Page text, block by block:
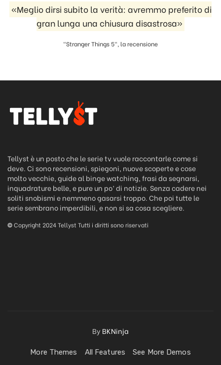
«Meglio dirsi subito la verità: avremmo preferito di
gran lunga una chiusura disastrosa»
"Stranger Things 5", la recensione
Tellyst è un posto che le serie tv vuole raccontarle come si
deve. Ci sono recensioni, spiegoni, nuove scoperte e cose
molto vecchie, guide al binge watching, frasi da segnarsi,
inquadrature belle, e pure un po’ di notizie. Senza cadere nei
soliti snobismi e nemmeno gasarsi troppo. Che poi tutte le
serie sembrano imperdibili, e non si sa cosa scegliere.
©Copyright 2024 Tellyst Tutti i diritti sono riservati
By BKNinja
More Themes All Features See More Demos